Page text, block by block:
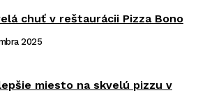
chuť v reštaurácii Pizza Bono
2025
miesto na skvelú pizzu v